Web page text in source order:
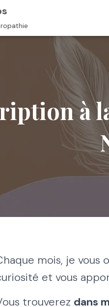
à
mois, je vous
et vous
trouverez dans